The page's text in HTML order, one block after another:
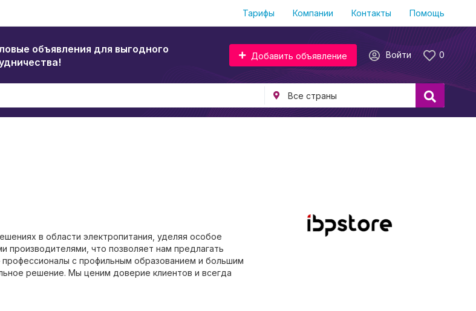
Тарифы Компании Контакты Помощь
объявления для выгодного
0
Войти
Добавить объявление
в области электропитания, уделяя особое
производителями, что позволяет нам предлагать
с профильным образованием и большим
решение. Мы ценим доверие клиентов и всегда